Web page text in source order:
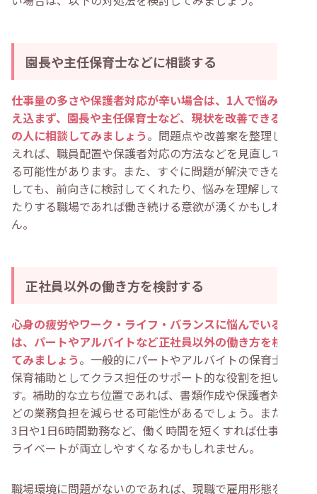
園長や主任保育士などに相談する
仕事量の多さや保護者対応が辛い場合は、1人で悩みを抱
え込まず、園長や主任保育士など、現状を改善できる立場
の人に相談してみましょう。問題点や改善案を整理して伝
えれば、職員配置や保護者対応の方法などを見直してくれ
る可能性があります。また、すぐに問題が解決できないと
しても、前向きに検討してくれたり、悩みを理解してくれ
たりする職場であれば働き続ける意欲が湧くかもしれませ
ん。
正社員以外の働き方を検討する
心身の疲労やワーク・ライフ・バランスに悩んでいる方
は、パートやアルバイトなど正社員以外の働き方を検討し
てみましょう。一般的にパートやアルバイトの保育士は、
保育補助としてクラス担任のサポート的な役割を担いま
す。補助的な立ち位置であれば、書類作成や保護者対応な
どの業務負担を減らせる可能性があるでしょう。また、週
3日や1日6時間勤務など、働く時間を短くすれば仕事とプ
ライベートが両立しやすくなるかもしれません。
職場環境に問題がないのであれば、現職で雇用形態を変更